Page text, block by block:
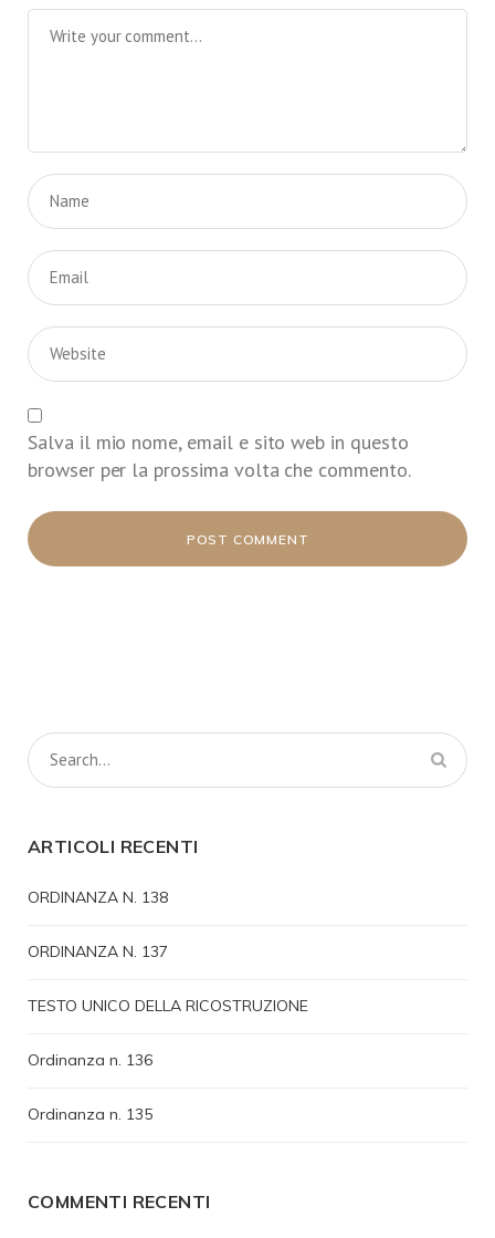
Salva il mio nome, email e sito web in questo
browser per la prossima volta che commento.
ARTICOLI RECENTI
ORDINANZA N. 138
ORDINANZA N. 137
TESTO UNICO DELLA RICOSTRUZIONE
Ordinanza n. 136
Ordinanza n. 135
COMMENTI RECENTI